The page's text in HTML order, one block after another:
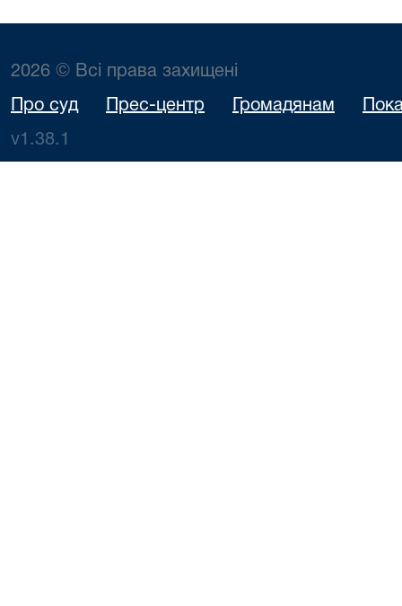
2026 © Всі права захищені
Про суд Прес-центр Громадянам
v1.38.1